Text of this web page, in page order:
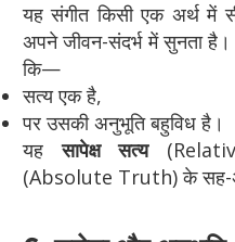
यह संगीत किसी एक अर्थ में
अपने जीवन-संदर्भ में सुनता है।
कि—
सत्य एक है,
पर उसकी अनुभूति बहुविध है।
यहसापेक्ष सत्य
(Absolute Truth) के सह-